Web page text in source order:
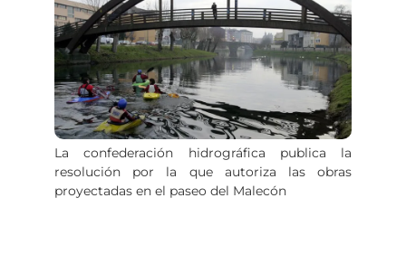
La confederación hidrográfica publica la
resolución por la que autoriza las obras
proyectadas en el paseo del Malecón